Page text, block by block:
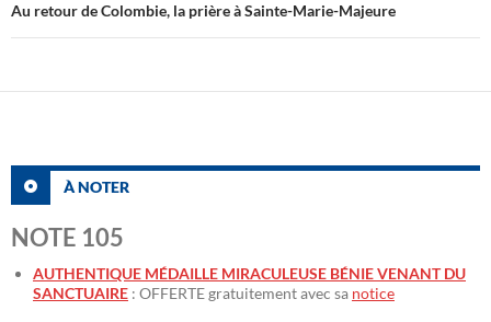
Au retour de Colombie, la prière à Sainte-Marie-Majeure
À NOTER
NOTE 105
AUTHENTIQUE MÉDAILLE MIRACULEUSE BÉNIE VENANT DU
SANCTUAIRE : OFFERTE gratuitement avec sa notice